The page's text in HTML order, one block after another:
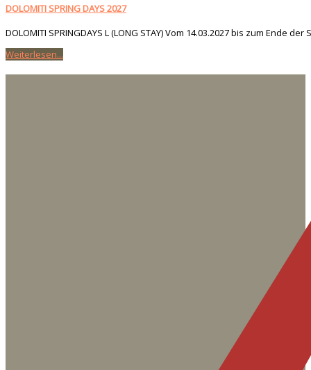
DOLOMITI SPRING DAYS 2027
DOLOMITI SPRINGDAYS L (LONG STAY) Vom 14.03.2027 bis zum Ende
Weiterlesen...